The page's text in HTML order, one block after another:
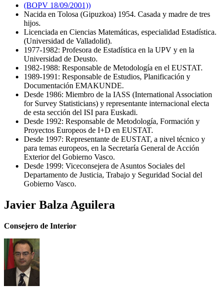
(BOPV 18/09/2001))
Nacida en Tolosa (Gipuzkoa) 1954. Casada y madre de tres
hijos.
Licenciada en Ciencias Matemáticas, especialidad Estadística.
(Universidad de Valladolid).
1977-1982: Profesora de Estadística en la UPV y en la
Universidad de Deusto.
1982-1988: Responsable de Metodología en el EUSTAT.
1989-1991: Responsable de Estudios, Planificación y
Documentación EMAKUNDE.
Desde 1986: Miembro de la IASS (International Association
for Survey Statisticians) y representante internacional electa
de esta sección del ISI para Euskadi.
Desde 1992: Responsable de Metodología, Formación y
Proyectos Europeos de I+D en EUSTAT.
Desde 1997: Representante de EUSTAT, a nivel técnico y
para temas europeos, en la Secretaría General de Acción
Exterior del Gobierno Vasco.
Desde 1999: Viceconsejera de Asuntos Sociales del
Departamento de Justicia, Trabajo y Seguridad Social del
Gobierno Vasco.
Javier Balza Aguilera
Consejero de Interior